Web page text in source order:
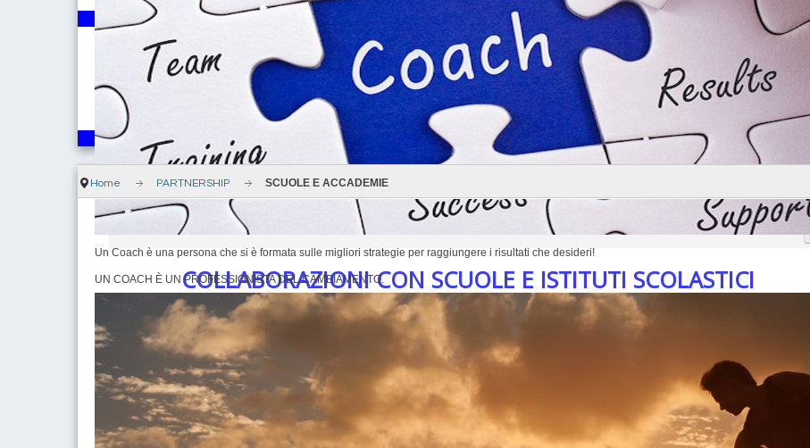
Un Coach è una persona che si è formata sulle migliori strategie per raggiungere i risultati che desideri!
UN COACH È UN PROFESSIONISTA DEL CAMBIAMENTO.
Stiamo aggiornando il calendario conferenze 2018-2019
Skills Professionali
Seminari immersivi di 1 WeekEnd
Seminari specifici per professionisti in vari settori
Stiamo aggiornando il calendario corsi 2018-2019
Home PARTNERSHIP SCUOLE E ACCADEMIE
COLLABORAZIONI CON SCUOLE E ISTITUTI SCOLASTICI